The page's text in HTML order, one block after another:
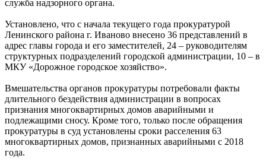
служба надзорного органа.
Установлено, что с начала текущего года прокуратурой
Ленинского района г. Иваново внесено 36 представлений в
адрес главы города и его заместителей, 24 – руководителям
структурных подразделений городской администрации, 10 – в
МКУ «Дорожное городское хозяйство».
Вмешательства органов прокуратуры потребовали факты
длительного бездействия администрации в вопросах
признания многоквартирных домов аварийными и
подлежащими сносу. Кроме того, только после обращения
прокуратуры в суд установлены сроки расселения 63
многоквартирных домов, признанных аварийными с 2018
года.